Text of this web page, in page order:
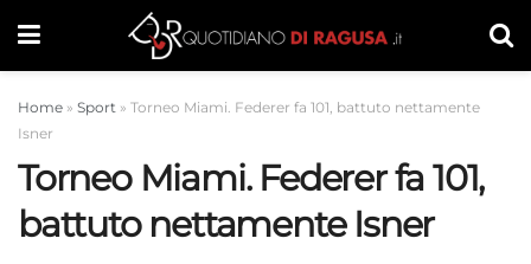
Home » Sport » Torneo Miami. Federer fa 101, battuto nettamente
Isner
Torneo Miami. Federer fa 101,
battuto nettamente Isner